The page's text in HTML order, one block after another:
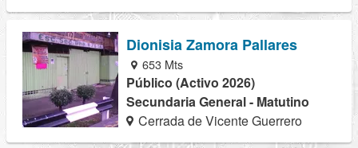
Dionisia Zamora Pallares
653 Mts
Público (Activo 2026)
Secundaria General - Matutino
Cerrada de Vicente Guerrero